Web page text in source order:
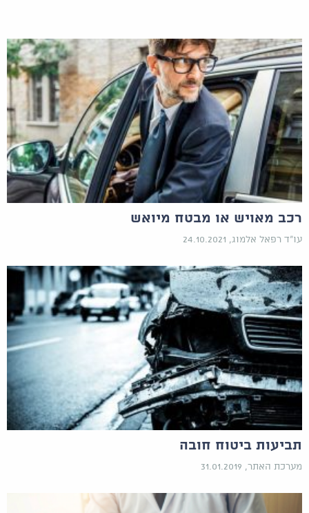
רכב מאויש או מבטח מיואש
עו"ד רפאל אלמוג, 24.10.2021
תביעות ביטוח חובה
מערכת האתר, 31.01.2019